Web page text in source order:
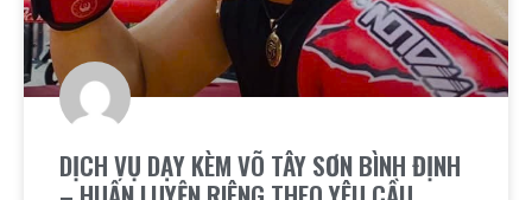
DỊCH VỤ DẠY KÈM VÕ TÂY SƠN BÌNH ĐỊNH